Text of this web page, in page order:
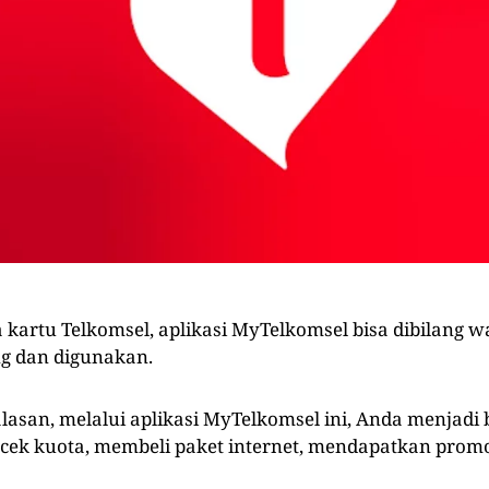
kartu Telkomsel, aplikasi MyTelkomsel bisa dibilang
dan digunakan.
melalui aplikasi MyTelkomsel ini, Anda menjadi
kuota, membeli paket internet, mendapatkan